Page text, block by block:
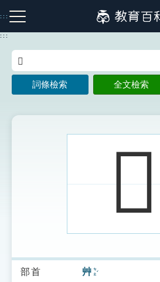
到
主
:::
注音索引圖示 筆畫索引圖示
索引選單
:::
詞條檢索 全文檢索
𧄔
部首 艸 ㄘㄠˇ